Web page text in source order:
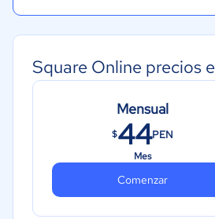
Square Online precios
Mensual
$44PEN
Mes
Comenzar